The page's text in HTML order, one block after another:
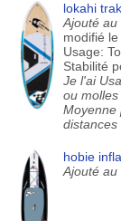
lokahi
Ajouté
modifié
Usage:
Stabilité
Je l'ai
ou
Moyenne
distances
hobie
Ajouté